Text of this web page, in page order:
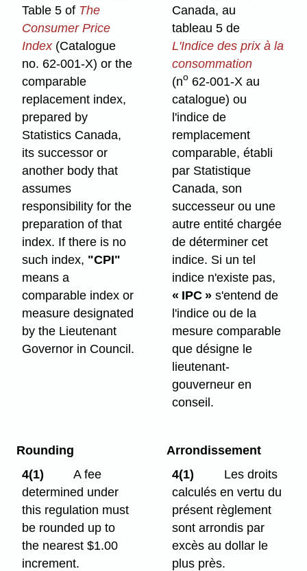
Table 5 of The
Consumer Price
Index(Catalogue
no. 62-001-X) or the
comparable
replacement index,
prepared by
Statistics Canada,
its successor or
another body that
assumes
responsibility for the
preparation of that
index. If there is no
such index, "CPI"
means a
comparable index or
measure designated
by the Lieutenant
Governor in Council.
Canada, au
tableau 5 de
L'Indice des prix à la
consommation
(no 62-001-X au
catalogue) ou
l'indice de
remplacement
comparable, établi
par Statistique
Canada, son
successeur ou une
autre entité chargée
de déterminer cet
indice. Si un tel
indice n'existe pas,
« IPC » s'entend de
l'indice ou de la
mesure comparable
que désigne le
lieutenant-
gouverneur en
conseil.
Rounding
4(1)
A fee
determined under
this regulation must
be rounded up to
the nearest $1.00
increment.
Arrondissement
4(1)
Les droits
calculés en vertu du
présent règlement
sont arrondis par
excès au dollar le
plus près.